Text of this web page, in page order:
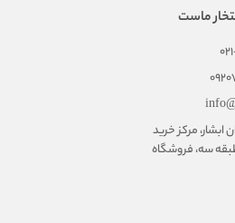
ماست
مرکز خرید
سه، فروشگاه